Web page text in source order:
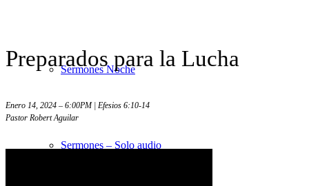
Sermones Noche
Sermones – Solo audio
Preparados para la Lucha
Enero 14, 2024 – 6:00PM | Efesios 6:10-14
Pastor Robert Aguilar